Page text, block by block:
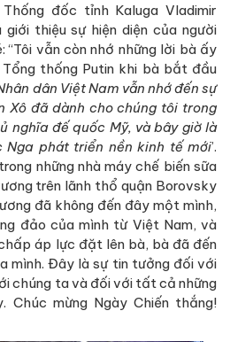
đốc tỉnh Kaluga Vladimir
thiệu sự hiện diện của người
“Tôi vẫn còn nhớ những lời bà ấy
thống Putin khi bà bắt đầu
dân Việt Nam vẫn nhớ đến sự
Xô đã dành cho chúng tôi trong
nghĩa đế quốc Mỹ, và bây giờ là
Nga phát triển nền kinh tế mới’.
những nhà máy chế biến sữa
trên lãnh thổ quận Borovsky
đã không đến đây một mình,
đảo của mình từ Việt Nam, và
áp lực đặt lên bà, bà đã đến
mình. Đây là sự tin tưởng đối với
chúng ta và đối với tất cả những
Chúc mừng Ngày Chiến thắng!